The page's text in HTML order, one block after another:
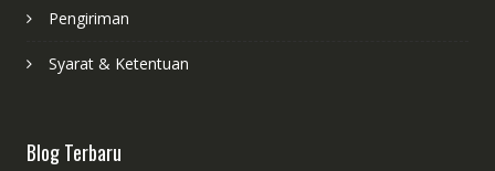
Pengiriman
Syarat & Ketentuan
Blog Terbaru